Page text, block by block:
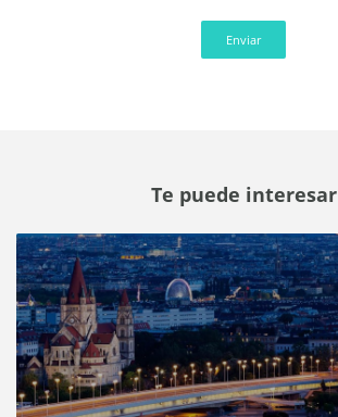
Enviar
Te puede interesar